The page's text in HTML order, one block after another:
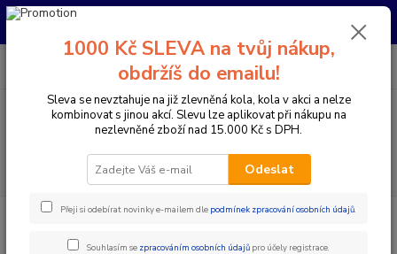
Pro nachystání kola / doplňků na prodejně si prosím zavolejte dopředu.
Menu
CZK
PO-PÁ 10:00-17:00 | SO: 9:00-12:00
Elektrokola Horská elektrokola
Horská elektrokola s předním
1000 Kč SLEVA na tvůj nákup,
obdržíš do emailu!
Sleva se nevztahuje na již zlevněná kola, kola v akci a nelze
kombinovat s jinou akcí. Slevu lze aplikovat při nákupu na
nezlevněné zboží nad 15.000 Kč s DPH.
Odeslat
Přeji si odebírat novinky e-mailem dle podmínek zpracování osobních údajů.
Souhlasím se zpracováním osobních údajů pro účely registrace.